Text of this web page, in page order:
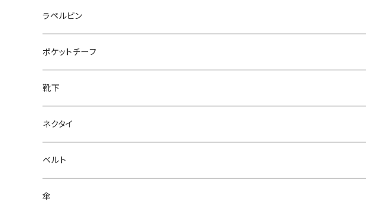
50/XL～
27cm～
28cm～
ラペルピン
ポケットチーフ
靴下
ネクタイ
ベルト
傘